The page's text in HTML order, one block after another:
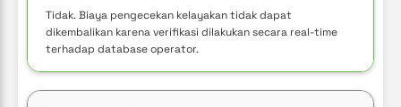
Tidak. Biaya pengecekan kelayakan tidak dapat
dikembalikan karena verifikasi dilakukan secara real-time
terhadap database operator.